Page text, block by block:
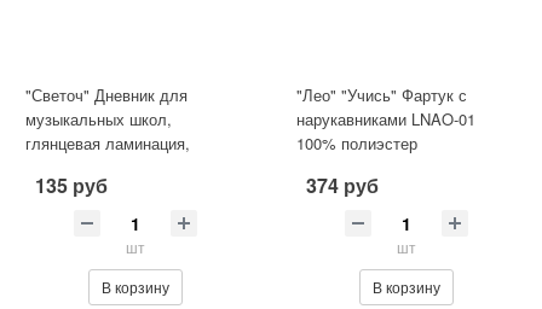
"Светоч" Дневник для
музыкальных школ,
глянцевая ламинация,
л. . сшивка 6
135 руб
шт
В корзину
"Лео" "Учись" Фартук с
нарукавниками LNAO-01
100% полиэстер
374 руб
шт
В корзину